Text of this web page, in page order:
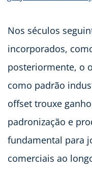
Nos séculos
incorporados,
posteriormente, o
como padrão
offset trouxe
padronização e
fundamental para
comerciais ao